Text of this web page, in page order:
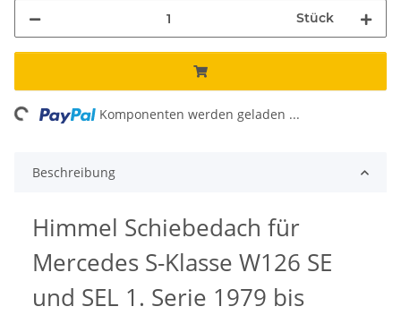
Stück
Komponenten werden geladen ...
Beschreibung
Himmel Schiebedach für
Mercedes S-Klasse W126 SE
und SEL 1. Serie 1979 bis